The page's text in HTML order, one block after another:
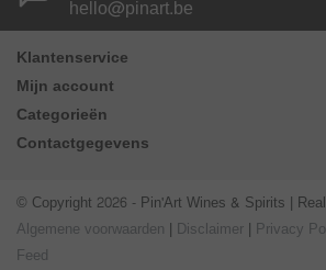
hello@pinart.be
Klantenservice
Mijn account
Categorieën
Contactgegevens
© Copyright 2026 - Pin'Art Wines & Spirits |
Algemene voorwaarden | Disclaimer | Privacy
Feed